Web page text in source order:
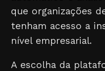
que organizações
tenham acesso a
nível empresarial.
A escolha da